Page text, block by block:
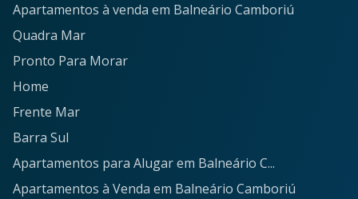
Apartamentos à venda em Balneário Camboriú
Quadra Mar
Pronto Para Morar
Home
Frente Mar
Barra Sul
Apartamentos para Alugar em Balneário C...
Apartamentos à Venda em Balneário Camboriú